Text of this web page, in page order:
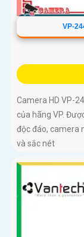
VP-
Camera HD VP-
của hãng VP.
độc đáo, camera
và sắc nét